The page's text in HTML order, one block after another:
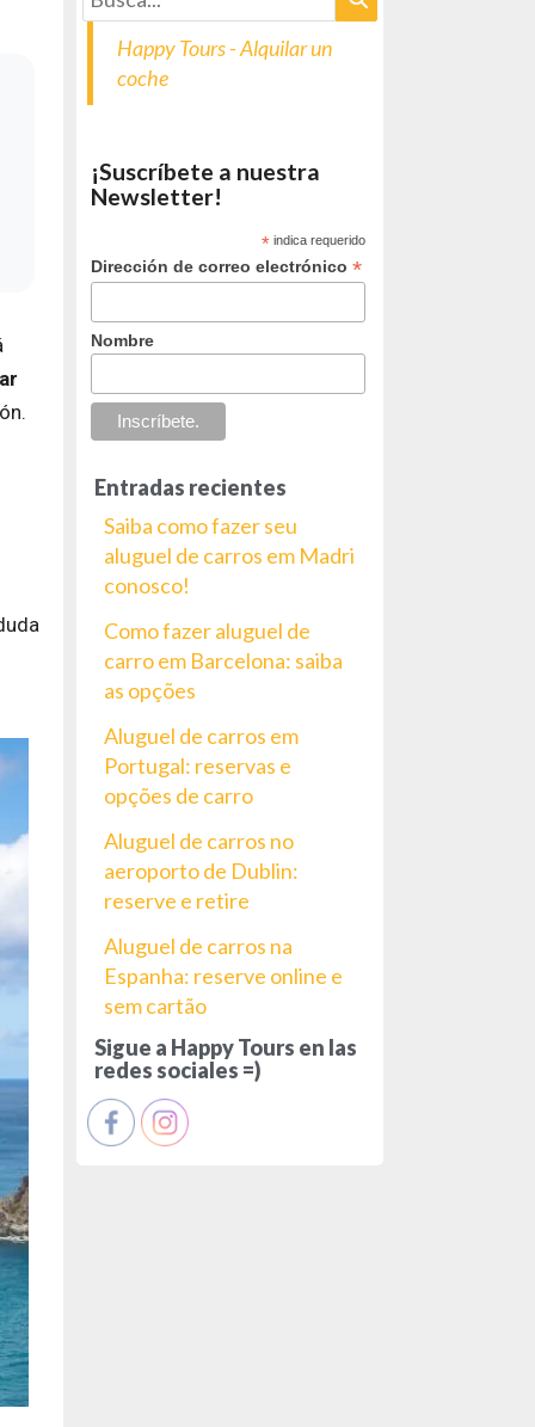
Happy Tours - Alquilar un
coche
¡Suscríbete a nuestra
Newsletter!
* indica requerido
Dirección de correo electrónico*
Nombre
Entradas recientes
Saiba como fazer seu
aluguel de carros em Madri
conosco!
Como fazer aluguel de
carro em Barcelona: saiba
as opções
Aluguel de carros em
Portugal: reservas e
opções de carro
Aluguel de carros no
aeroporto de Dublin:
reserve e retire
Aluguel de carros na
Espanha: reserve online e
sem cartão
Sigue a Happy Tours en las
redes sociales =)